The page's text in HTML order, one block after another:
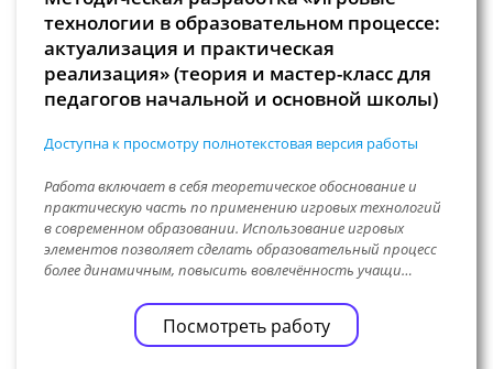
технологии в образовательном процессе:
актуализация и практическая
реализация» (теория и мастер-класс для
педагогов начальной и основной школы)
Доступна к просмотру полнотекстовая версия работы
Работа включает в себя теоретическое обоснование и
практическую часть по применению игровых технологий
в современном образовании. Использование игровых
элементов позволяет сделать образовательный процесс
более динамичным, повысить вовлечённость учащи…
Посмотреть работу